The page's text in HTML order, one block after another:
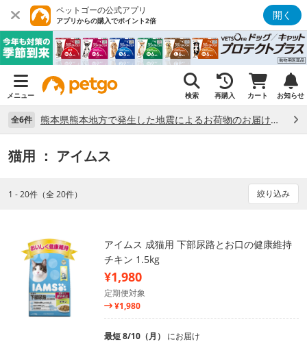
ペットゴーの公式アプリ
アプリからの購入でポイント2倍 開く
メニュー 検索 再購入 カート お知らせ
全6件 熊本県熊本地方で発生した地震によるお荷物のお届け状況について （7/28）
猫用 ： アイムス
1 - 20件（全 20件） 絞り込み
アイムス 成猫用 下部尿路とお口の健康維持
チキン 1.5kg
¥1,980
定期便対象
¥1,980
最短 8/10（月） にお届け